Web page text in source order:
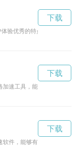
验优秀的特点，为用户提
下载
速工具，能够帮助用户突
下载
件，能够有效提升网络速
下载